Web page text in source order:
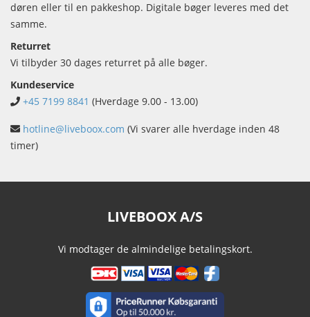
døren eller til en pakkeshop. Digitale bøger leveres med det
samme.
Returret
Vi tilbyder 30 dages returret på alle bøger.
Kundeservice
+45 7199 8841 (Hverdage 9.00 - 13.00)
hotline@liveboox.com (Vi svarer alle hverdage inden 48
timer)
LIVEBOOX A/S
Vi modtager de almindelige betalingskort.